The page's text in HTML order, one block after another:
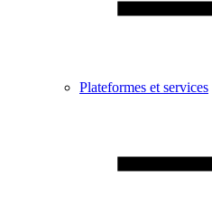
Plateformes et services